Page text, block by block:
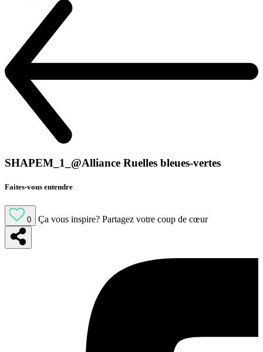
SHAPEM_1_@Alliance Ruelles bleues-vertes
Faites-vous entendre
0 Ça vous inspire? Partagez votre coup de cœur